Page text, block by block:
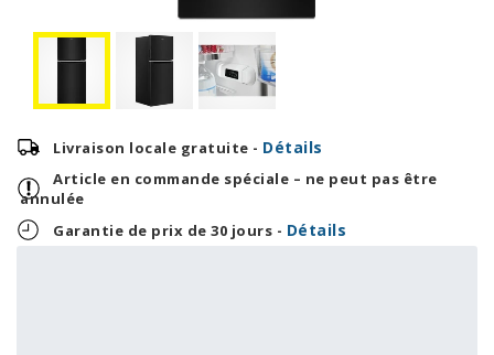
Livraison locale gratuite - Détails
Article en commande spéciale – ne peut pas être
annulée
Garantie de prix de 30 jours - Détails